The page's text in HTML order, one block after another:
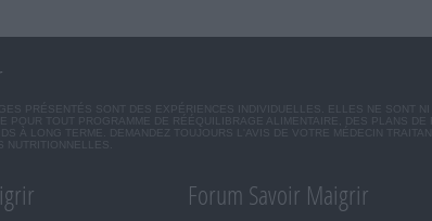
PRÉSENTÉS SONT DES EXPÉRIENCES INDIVIDUELLES. ELLES NE SONT
POUR TOUT PROGRAMME DE RÉÉQUILIBRAGE ALIMENTAIRE, DES PLANS
À LONG TERME. DEMANDEZ TOUJOURS L'AVIS DE VOTRE MÉDECIN
NUTRITIONNELLES.
Forum Savoir Maigrir